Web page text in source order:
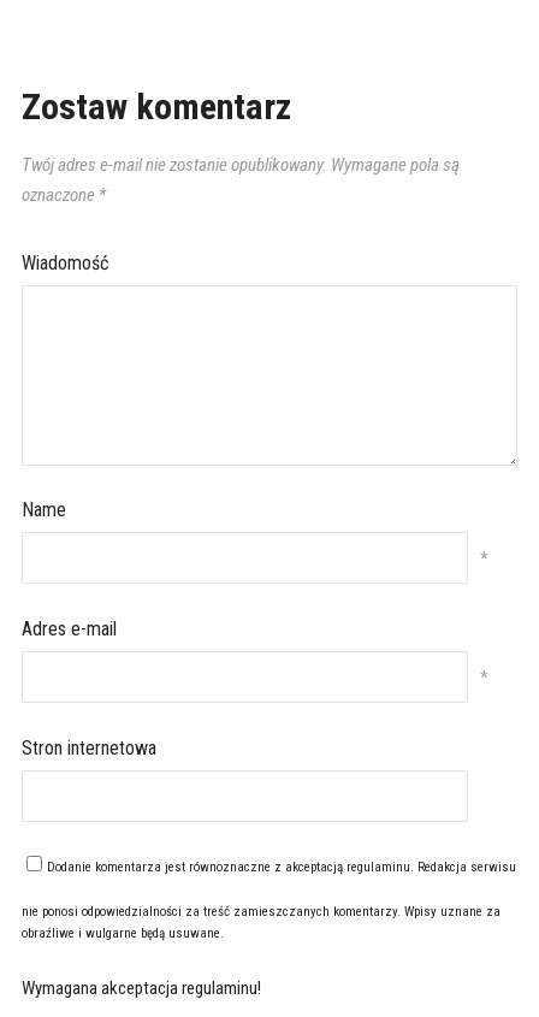
Zostaw komentarz
Twój adres e-mail nie zostanie opublikowany. Wymagane pola są
oznaczone *
Wiadomość
Name
*
Adres e-mail
*
Stron internetowa
Dodanie komentarza jest równoznaczne z akceptacją regulaminu. Redakcja serwisu
nie ponosi odpowiedzialności za treść zamieszczanych komentarzy. Wpisy uznane za
obraźliwe i wulgarne będą usuwane.
Wymagana akceptacja regulaminu!